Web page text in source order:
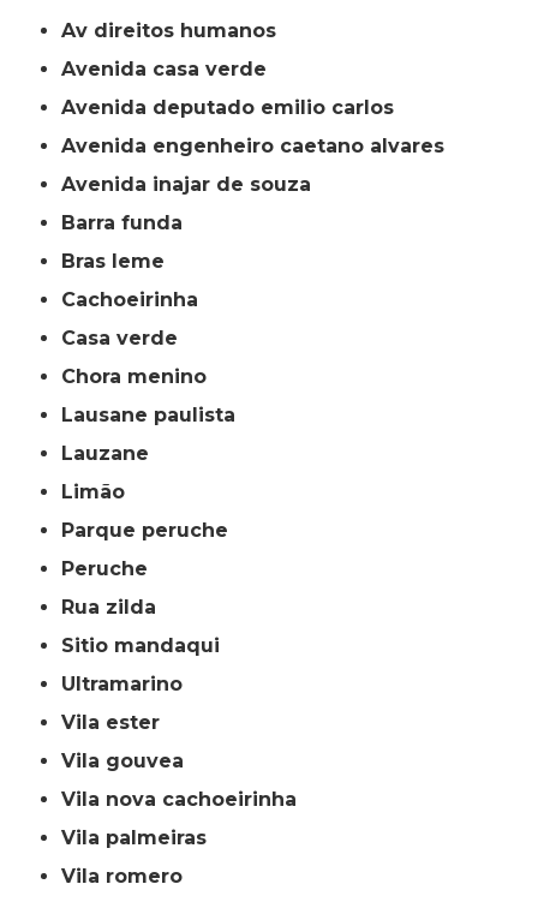
av direitos humanos
avenida casa verde
avenida deputado emilio carlos
avenida engenheiro caetano alvares
avenida inajar de souza
barra funda
bras leme
cachoeirinha
casa verde
chora menino
lausane paulista
lauzane
limão
parque peruche
peruche
rua zilda
sitio mandaqui
ultramarino
vila ester
vila gouvea
vila nova cachoeirinha
vila palmeiras
vila romero